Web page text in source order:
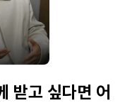
받고 싶다면 어